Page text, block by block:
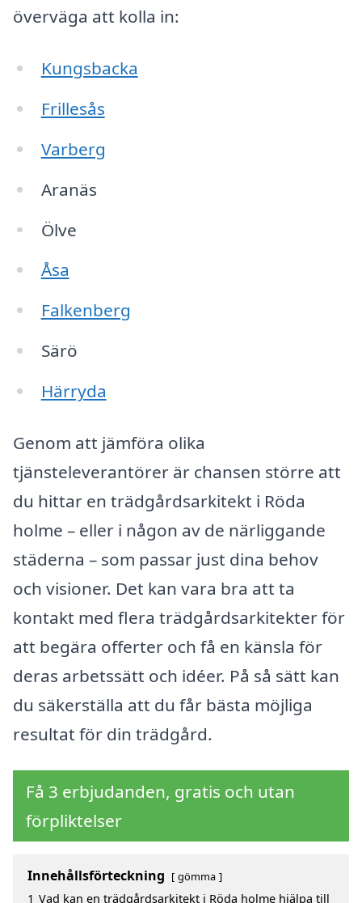
överväga att kolla in:
Kungsbacka
Frillesås
Varberg
Aranäs
Ölve
Åsa
Falkenberg
Särö
Härryda
Genom att jämföra olika
tjänsteleverantörer är chansen större att
du hittar en trädgårdsarkitekt i Röda
holme – eller i någon av de närliggande
städerna – som passar just dina behov
och visioner. Det kan vara bra att ta
kontakt med flera trädgårdsarkitekter för
att begära offerter och få en känsla för
deras arbetssätt och idéer. På så sätt kan
du säkerställa att du får bästa möjliga
resultat för din trädgård.
Få 3 erbjudanden, gratis och utan
förpliktelser
Innehållsförteckning gömma
1 Vad kan en trädgårdsarkitekt i Röda holme hjälpa till